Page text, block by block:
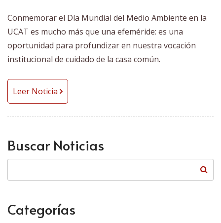
Conmemorar el Día Mundial del Medio Ambiente en la
UCAT es mucho más que una efeméride: es una
oportunidad para profundizar en nuestra vocación
institucional de cuidado de la casa común.
Leer Noticia
Buscar Noticias
Categorías